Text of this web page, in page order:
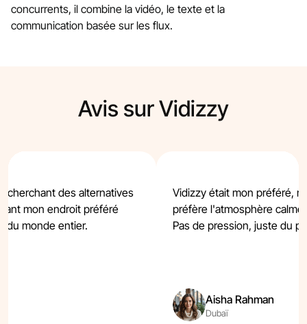
concurrents, il combine la vidéo, le texte et la
communication basée sur les flux.
Avis sur Vidizzy
cherchant des alternatives
mon endroit préféré
du monde entier.
Vidizzy était mon préféré,
préfère l'atmosphère
Pas de pression, juste du
Aisha Rahman
Dubaï